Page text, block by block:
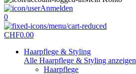
Anmelden
0
CHF0.00
Haarpflege & Styling
Alle Haarpflege & Styling anzeigen
Haarpflege